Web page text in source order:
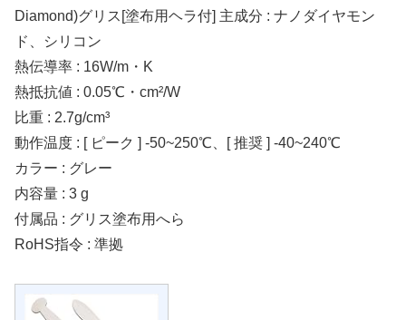
Diamond)グリス[塗布用ヘラ付] 主成分 : ナノダイヤモン
ド、シリコン
熱伝導率 : 16W/m・K
熱抵抗値 : 0.05℃・cm²/W
比重 : 2.7g/cm³
動作温度 : [ ピーク ] -50~250℃、[ 推奨 ] -40~240℃
カラー : グレー
内容量 : 3 g
付属品 : グリス塗布用へら
RoHS指令 : 準拠